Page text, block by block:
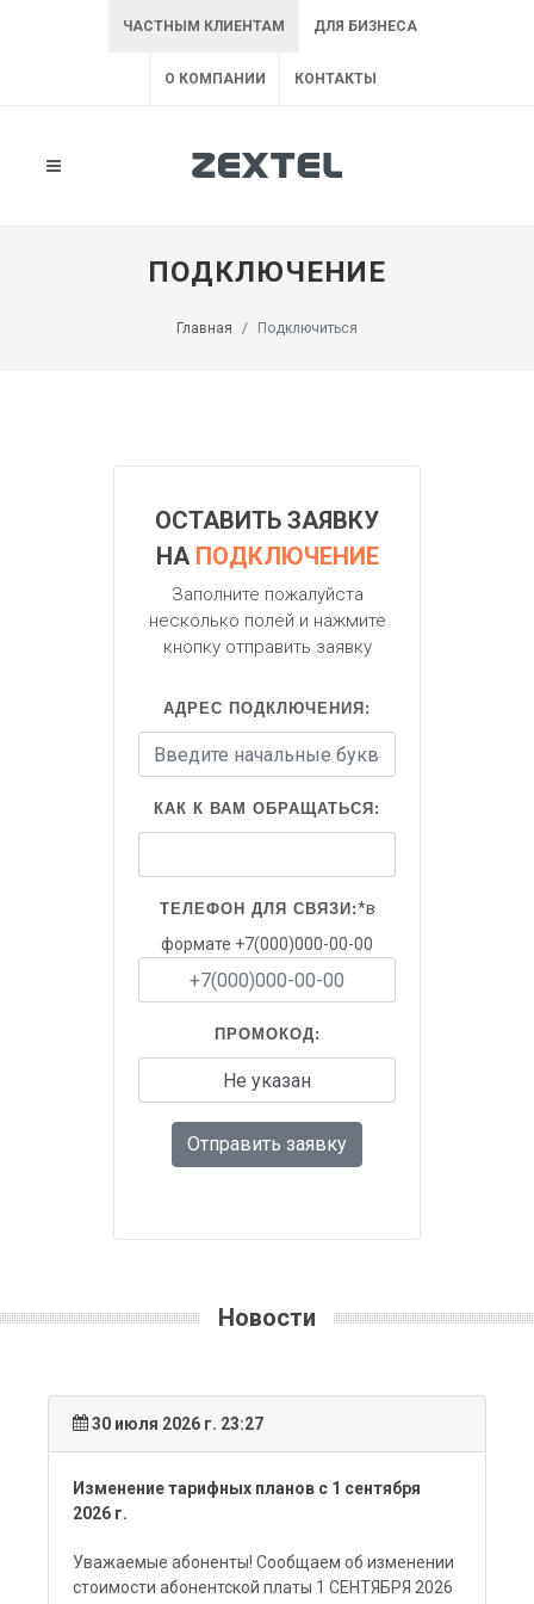
ЧАСТНЫМ КЛИЕНТАМ ДЛЯ БИЗНЕСА
О КОМПАНИИ КОНТАКТЫ
ПОДКЛЮЧЕНИЕ
Главная Подключиться
ОСТАВИТЬ ЗАЯВКУ
НА ПОДКЛЮЧЕНИЕ
Заполните пожалуйста
несколько полей и нажмите
кнопку отправить заявку
АДРЕС ПОДКЛЮЧЕНИЯ:
КАК К ВАМ ОБРАЩАТЬСЯ:
ТЕЛЕФОН ДЛЯ СВЯЗИ:*в
формате +7(000)000-00-00
ПРОМОКОД:
Отправить заявку
Новости
30 июля 2026 г. 23:27
Изменение тарифных планов с 1 сентября
2026 г.
Уважаемые абоненты! Сообщаем об изменении
стоимости абонентской платы 1 СЕНТЯБРЯ 2026